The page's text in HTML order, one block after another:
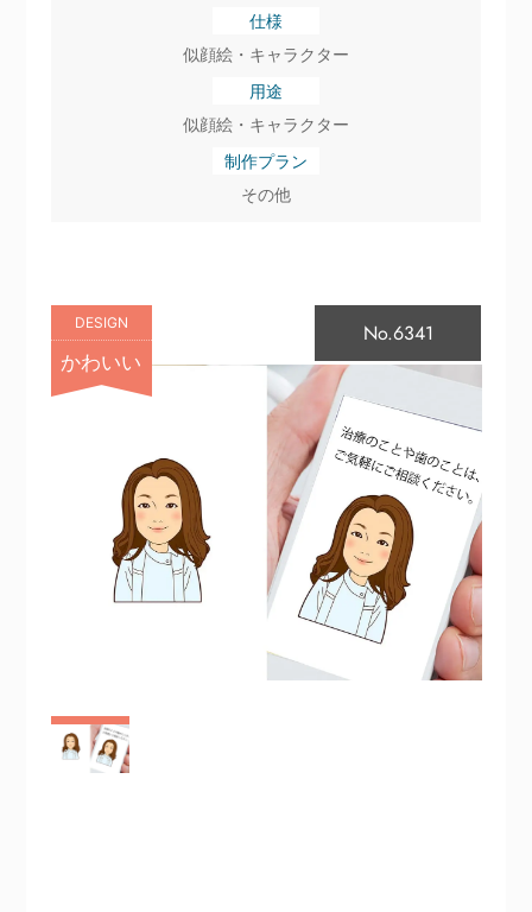
仕様
似顔絵・キャラクター
用途
似顔絵・キャラクター
制作プラン
その他
DESIGN
かわいい
No.6341